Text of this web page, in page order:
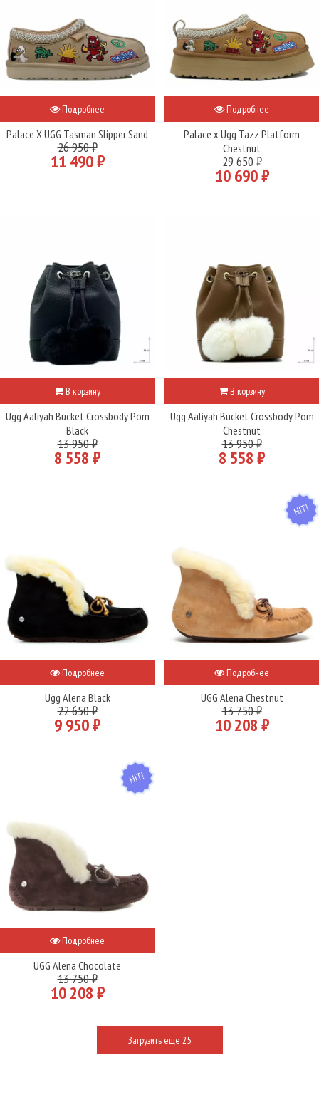
Подробнее
Palace X UGG Tasman Slipper Sand
26 950 ₽
11 490 ₽
Подробнее
Palace x Ugg Tazz Platform
Chestnut
29 650 ₽
10 690 ₽
В корзину
Ugg Aaliyah Bucket Crossbody Pom
Black
13 950 ₽
8 558 ₽
В корзину
Ugg Aaliyah Bucket Crossbody Pom
Chestnut
13 950 ₽
8 558 ₽
Подробнее
Ugg Alena Black
22 650 ₽
9 950 ₽
HIT
Подробнее
UGG Alena Chestnut
13 750 ₽
10 208 ₽
HIT
Подробнее
UGG Alena Chocolate
13 750 ₽
10 208 ₽
Загрузить еще 25